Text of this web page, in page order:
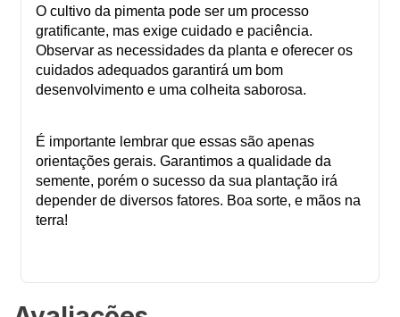
O cultivo da pimenta pode ser um processo
gratificante, mas exige cuidado e paciência.
Observar as necessidades da planta e oferecer os
cuidados adequados garantirá um bom
desenvolvimento e uma colheita saborosa.
É importante lembrar que essas são apenas
orientações gerais. Garantimos a qualidade da
semente, porém o sucesso da sua plantação irá
depender de diversos fatores. Boa sorte, e mãos na
terra!